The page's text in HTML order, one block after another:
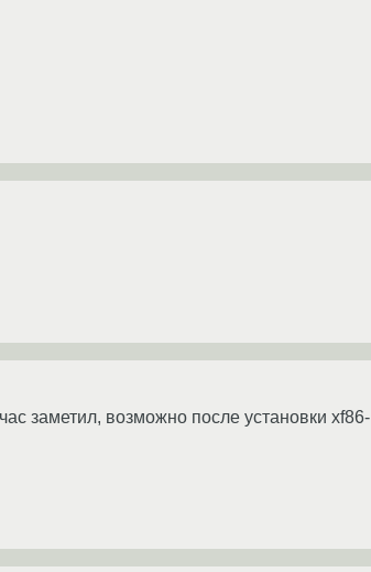
заметил, возможно после установки xf86-